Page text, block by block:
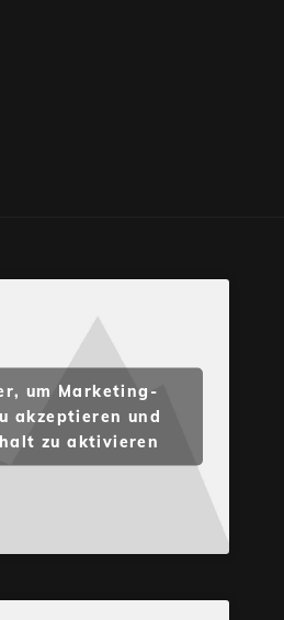
um Marketing-
akzeptieren und
zu aktivieren